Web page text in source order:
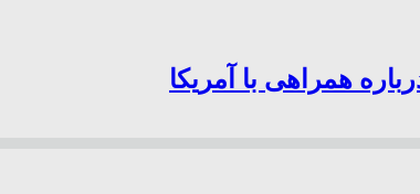
همراهی با آمریکا